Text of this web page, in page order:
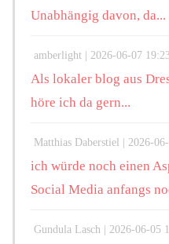
Unabhängig davon, da...
amberlight | 2026-06-07
Als lokaler blog aus
höre ich da gern...
Matthias Daberstiel | 2026-
ich würde noch einen
Social Media anfangs
Gundula Lasch | 2026-06-05